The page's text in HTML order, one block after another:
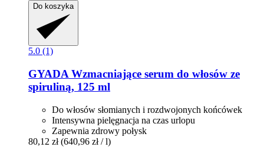
Do koszyka
5.0 (1)
GYADA Wzmacniające serum do włosów ze
spiruliną, 125 ml
Do włosów słomianych i rozdwojonych końcówek
Intensywna pielęgnacja na czas urlopu
Zapewnia zdrowy połysk
80,12 zł (640,96 zł / l)